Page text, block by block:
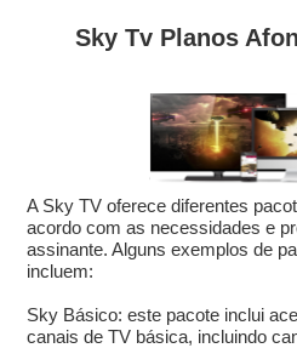
Sky Tv Planos
A Sky TV oferece diferentes
acordo com as necessidades e
assinante. Alguns exemplos de
incluem:
Sky Básico: este pacote inclui
canais de TV básica, incluindo